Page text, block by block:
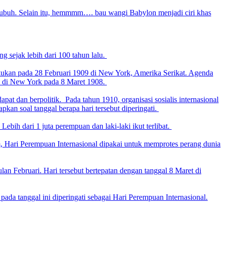
Selain itu, hemmmm…. bau wangi Babylon menjadi ciri khas
sejak lebih dari 100 tahun lalu.
pada 28 Februari 1909 di New York, Amerika Serikat. Agenda
di New York pada 8 Maret 1908.
dan berpolitik. Pada tahun 1910, organisasi sosialis internasional
soal tanggal berapa hari tersebut diperingati.
dari 1 juta perempuan dan laki-laki ikut terlibat.
Perempuan Internasional dipakai untuk memprotes perang dunia
Februari. Hari tersebut bertepatan dengan tanggal 8 Maret di
tanggal ini diperingati sebagai Hari Perempuan Internasional.